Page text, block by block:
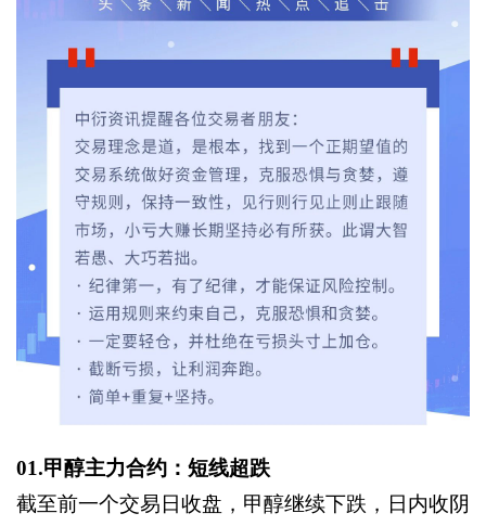
01.甲醇主力合约：短线超跌
截至前一个交易日收盘，甲醇继续下跌，日内收阴